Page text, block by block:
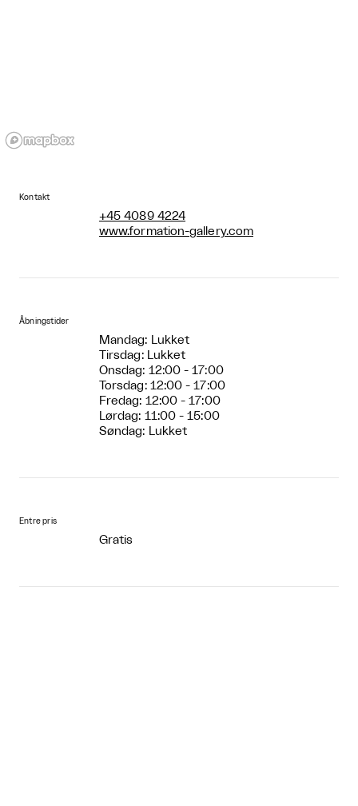
Kontakt
+45 4089 4224
www.formation-gallery.com
Åbningstider
Mandag: Lukket
Tirsdag: Lukket
Onsdag: 12:00 - 17:00
Torsdag: 12:00 - 17:00
Fredag: 12:00 - 17:00
Lørdag: 11:00 - 15:00
Søndag: Lukket
Entre pris
Gratis